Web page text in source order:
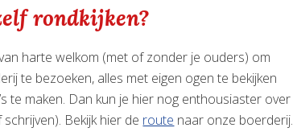
rondkijken?
harte welkom (met of zonder je ouders) om
te bezoeken, alles met eigen ogen te bekijken
te maken. Dan kun je hier nog enthousiaster over
Bekijk hier de route naar onze boerderij.